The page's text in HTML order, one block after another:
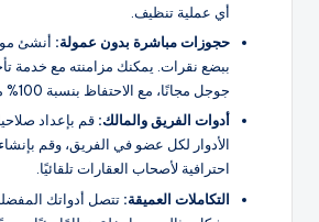
أي عملية تنظيف.
حجوزات مباشرة بدون عمولة: أنشئ
ببضع نقرات. يمكنك مزامنته مع خدمة
جوجل مجانًا، مع الاحتفاظ بنسبة 100% من أرباحك.
أدوات الفريق والمالك: قم بإعداد
الأدوار لكل عضو في الفريق، وقم بإنشاء
احترافية لأصحاب العقارات تلقائيًا.
التكاملات العميقة: تتصل أدواتك